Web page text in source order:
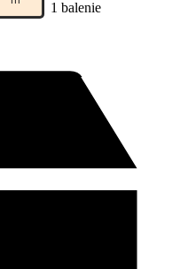
1 balenie